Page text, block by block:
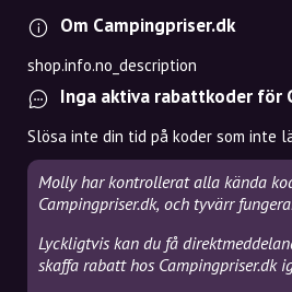
Om Campingpriser.dk
shop.info.no_description
Inga aktiva rabattkoder för
Slösa inte din tid på koder som inte
Molly har kontrollerat alla kända
Campingpriser.dk, och tyvärr
Lyckligtvis kan du få
skaffa rabatt hos Campingpriser.dk